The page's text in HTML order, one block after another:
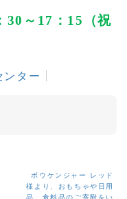
30 ～ 17 ： 15
（祝
ター
ボウケンジャー レッド
様より、おもちゃや日用
品、食料品のご寄附をい